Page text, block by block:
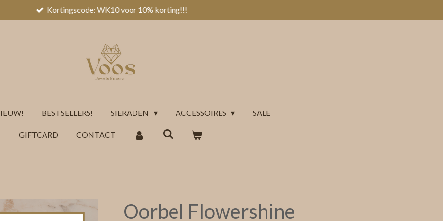
Kortingscode: WK10 voor 10% korting!!!
BESTSELLERS! SIERADEN ACCESSOIRES SALE
GIFTCARD CONTACT
Oorbel Flowershine